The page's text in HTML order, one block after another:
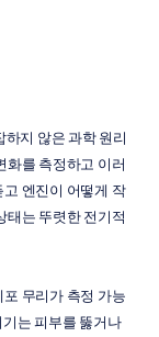
하지 않은 과학 원리
화를 측정하고 이러
엔진이 어떻게 작
태는 뚜렷한 전기적
무리가 측정 가능
는 피부를 뚫거나